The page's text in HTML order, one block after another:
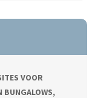
VOOR
BUNGALOWS,